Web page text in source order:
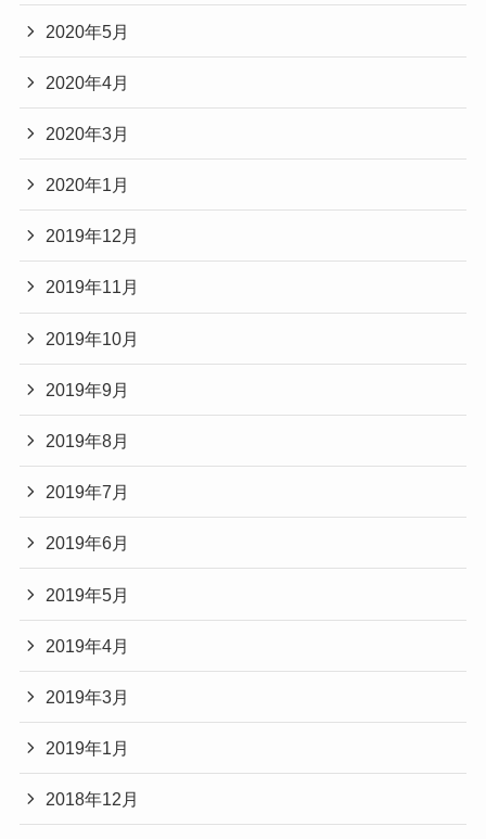
2020年5月
2020年4月
2020年3月
2020年1月
2019年12月
2019年11月
2019年10月
2019年9月
2019年8月
2019年7月
2019年6月
2019年5月
2019年4月
2019年3月
2019年1月
2018年12月